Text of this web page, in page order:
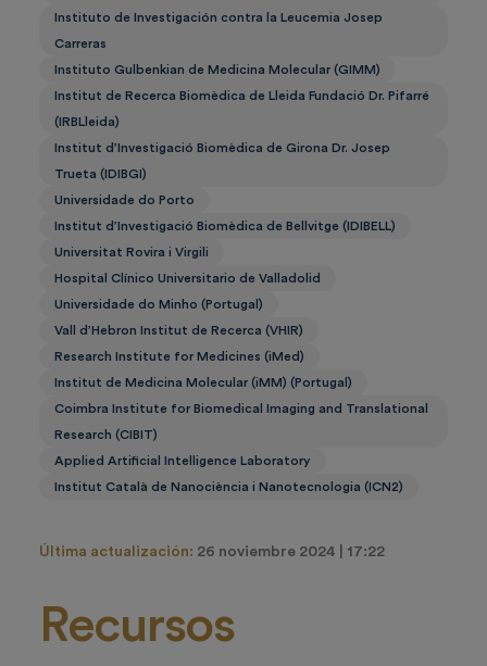
Instituto de Investigación contra la Leucemia Josep
Carreras
Instituto Gulbenkian de Medicina Molecular (GIMM)
Institut de Recerca Biomèdica de Lleida Fundació Dr. Pifarré
(IRBLleida)
Institut d’Investigació Biomèdica de Girona Dr. Josep
Trueta (IDIBGI)
Universidade do Porto
Institut d’Investigació Biomèdica de Bellvitge (IDIBELL)
Universitat Rovira i Virgili
Hospital Clínico Universitario de Valladolid
Universidade do Minho (Portugal)
Vall d’Hebron Institut de Recerca (VHIR)
Research Institute for Medicines (iMed)
Institut de Medicina Molecular (iMM) (Portugal)
Coimbra Institute for Biomedical Imaging and Translational
Research (CIBIT)
Applied Artificial Intelligence Laboratory
Institut Català de Nanociència i Nanotecnologia (ICN2)
Última actualización: 26 noviembre 2024 | 17:22
Recursos